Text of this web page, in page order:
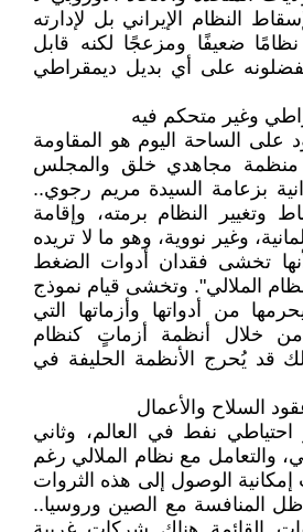
النظام الإيراني بل لإدارته
ضعيفًا ومزعجًا لكنه قابل
على أي بديل ديمقراطي
وغير متحكم فيه
على الساحة اليوم هو المقاومة
منظمة مجاهدي خلق والمجلس
بزعامة السيدة مريم رجوي..
وتغيير النظام برمته، وإقامة
وغير نووية، وهو ما لا تريده
تخشى فقدان أدوات الضغط
"نظام الملالي". وتخشى قيام نموذج
من أدواتها وأزماتها التي
خلال أنظمة أزماتٍ كنظام
قد يُحرج الأنظمة الحليفة في
السلاح والأعمال
احتياطي نفط في العالم، وثاني
والتعامل مع نظام الملالي رغم
الوصول إلى هذه الثروات
المنافسة مع الصين وروسيا..